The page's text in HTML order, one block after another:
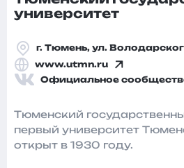
университет
г. Тюмень, ул.
www.utmn.ru
Официальное
Тюменский
первый университет
открыт в 1930 году.